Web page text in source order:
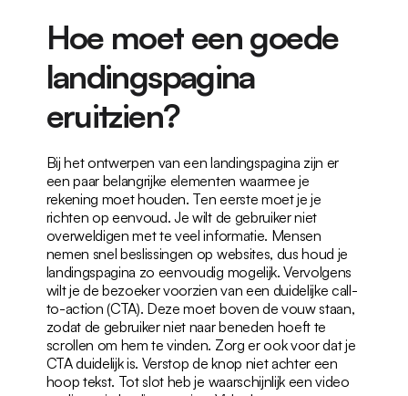
Hoe moet een goede
landingspagina
eruitzien?
Bij het ontwerpen van een landingspagina zijn er
een paar belangrijke elementen waarmee je
rekening moet houden. Ten eerste moet je je
richten op eenvoud. Je wilt de gebruiker niet
overweldigen met te veel informatie. Mensen
nemen snel beslissingen op websites, dus houd je
landingspagina zo eenvoudig mogelijk. Vervolgens
wilt je de bezoeker voorzien van een duidelijke call-
to-action (CTA). Deze moet boven de vouw staan,
zodat de gebruiker niet naar beneden hoeft te
scrollen om hem te vinden. Zorg er ook voor dat je
CTA duidelijk is. Verstop de knop niet achter een
hoop tekst. Tot slot heb je waarschijnlijk een video